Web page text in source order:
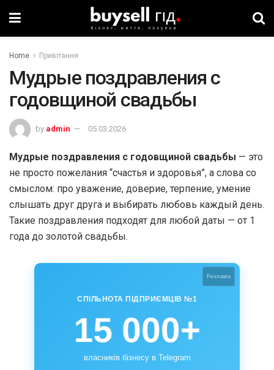
Home Привітання
Мудрые поздравления с
годовщиной свадьбы
by admin 05.03.2026
Мудрые поздравления с годовщиной свадьбы — это
не просто пожелания “счастья и здоровья”, а слова со
смыслом: про уважение, доверие, терпение, умение
слышать друг друга и выбирать любовь каждый день.
Такие поздравления подходят для любой даты — от 1
года до золотой свадьбы.
Реклама
СПІЛЬНОТА ПІДПРИЄМЦІВ №1
15 000+
власників бізнесу в Telegram